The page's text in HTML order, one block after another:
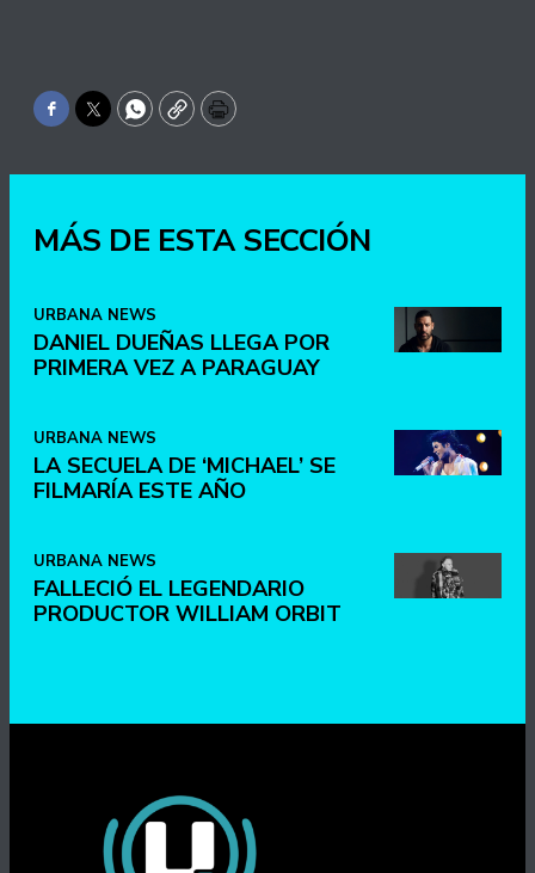
Facebook
TwitterWhatsApp
CopyPrint
MÁS DE ESTA SECCIÓN
URBANA NEWS
DANIEL DUEÑAS LLEGA POR
PRIMERA VEZ A PARAGUAY
URBANA NEWS
LA SECUELA DE ‘MICHAEL’ SE
FILMARÍA ESTE AÑO
URBANA NEWS
FALLECIÓ EL LEGENDARIO
PRODUCTOR WILLIAM ORBIT